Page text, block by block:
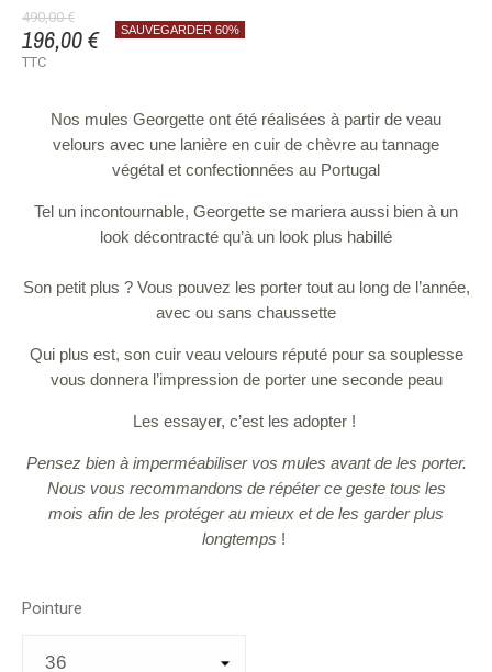
490,00 €
196,00 € SAUVEGARDER 60%
TTC
Nos mules Georgette ont été réalisées à partir de veau
velours avec une lanière en cuir de chèvre au tannage
végétal et confectionnées au Portugal
Tel un incontournable, Georgette se mariera aussi bien à un
look décontracté qu’à un look plus habillé
Son petit plus ? Vous pouvez les porter tout au long de l’année,
avec ou sans chaussette
Qui plus est, son cuir veau velours réputé pour sa souplesse
vous donnera l’impression de porter une seconde peau
Les essayer, c’est les adopter !
Pensez bien à imperméabiliser vos mules avant de les porter.
Nous vous recommandons de répéter ce geste tous les
mois afin de les protéger au mieux et de les garder plus
longtemps !
Pointure